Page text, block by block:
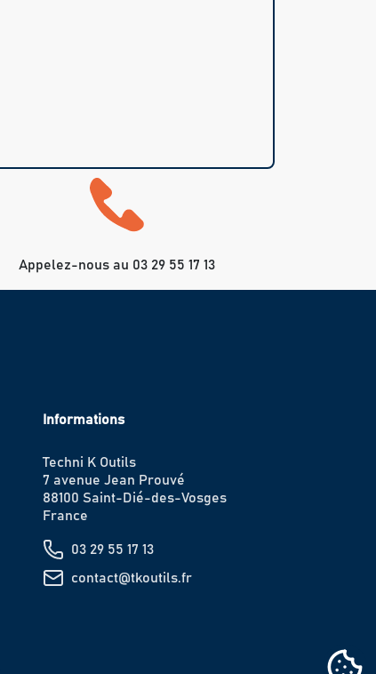
Appelez-nous au 03 29 55 17 13
Informations
Techni K Outils
7 avenue Jean Prouvé
88100 Saint-Dié-des-Vosges
France
03 29 55 17 13
contact@tkoutils.fr